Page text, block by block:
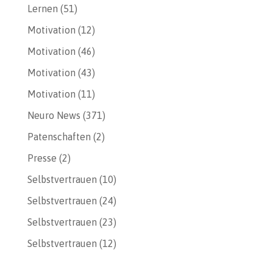
Lernen (51)
Motivation (12)
Motivation (46)
Motivation (43)
Motivation (11)
Neuro News (371)
Patenschaften (2)
Presse (2)
Selbstvertrauen (10)
Selbstvertrauen (24)
Selbstvertrauen (23)
Selbstvertrauen (12)